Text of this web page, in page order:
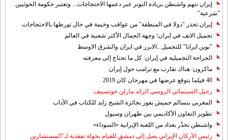
إيران تتهم واشنطن بزيادة التوتر عبر دعمها الاحتجاجات... وتعتبر حكومة الحوثيين
"شرعية"
إيران تحذر "دولا في المنطقة" من عواقب وخيمة في حال تورطها بالاحتجاجات
تجميل الانف في ايران؛ وجهة الجمال الأكثر شعبية في العالم
"نوين ايرانا" للتجميل ..الابرز في ايران والشرق الاوسط
الجراحة التجميلية في إيران: كل ما تحتاج إلى معرفته
ماكرون: هناك تقارب مع ترامب حول إيران
40 فيلما يتوقع عرضها في مهرجان كان 2019
رحيل السينمائي الروسي الرائد مارلن خوتسييف
المغربي بنسالم حميش يفوز بجائزة الشيخ زايد للكتاب في الآداب
تطوير التعاون الأكاديمي بين طهران وسيول
واشنطن تحذّر بغداد من اللعبة الإيرانية «السوداء»
رئيس الأركان الإيراني يصل إلى دمشق للقيام بجولة تفقدية لـ"المستشارين